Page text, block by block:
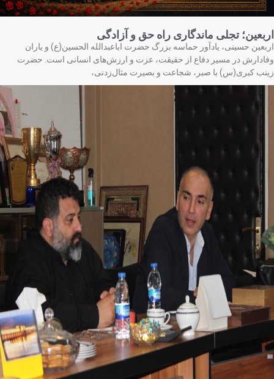
تجلی ماندگاری راه حق و آزادگی
حسینی، یادآور حماسه بزرگ حضرت اباعبدالله الحسین(ع) و یاران
در مسیر دفاع از حقیقت، عزت و ارزش‌های انسانی است. حضرت
کبری(س) با صبر، شجاعت و بصیرت مثال‌زدنی،